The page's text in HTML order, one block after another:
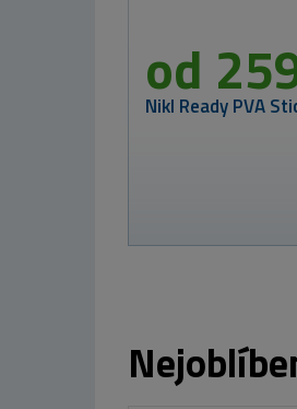
Westin Gumová
nástraha
Shadteez Slim